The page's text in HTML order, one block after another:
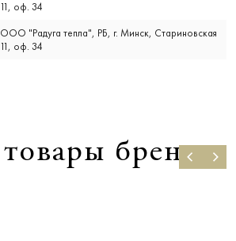
11, оф. 34
ООО "Радуга тепла", РБ, г. Минск, Стариновская
11, оф. 34
бренда